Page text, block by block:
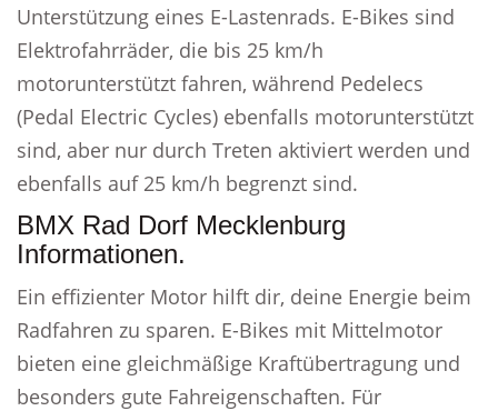
Unterstützung eines E-Lastenrads. E-Bikes sind
Elektrofahrräder, die bis 25 km/h
motorunterstützt fahren, während Pedelecs
(Pedal Electric Cycles) ebenfalls motorunterstützt
sind, aber nur durch Treten aktiviert werden und
ebenfalls auf 25 km/h begrenzt sind.
BMX Rad Dorf Mecklenburg
Informationen.
Ein effizienter Motor hilft dir, deine Energie beim
Radfahren zu sparen. E-Bikes mit Mittelmotor
bieten eine gleichmäßige Kraftübertragung und
besonders gute Fahreigenschaften. Für